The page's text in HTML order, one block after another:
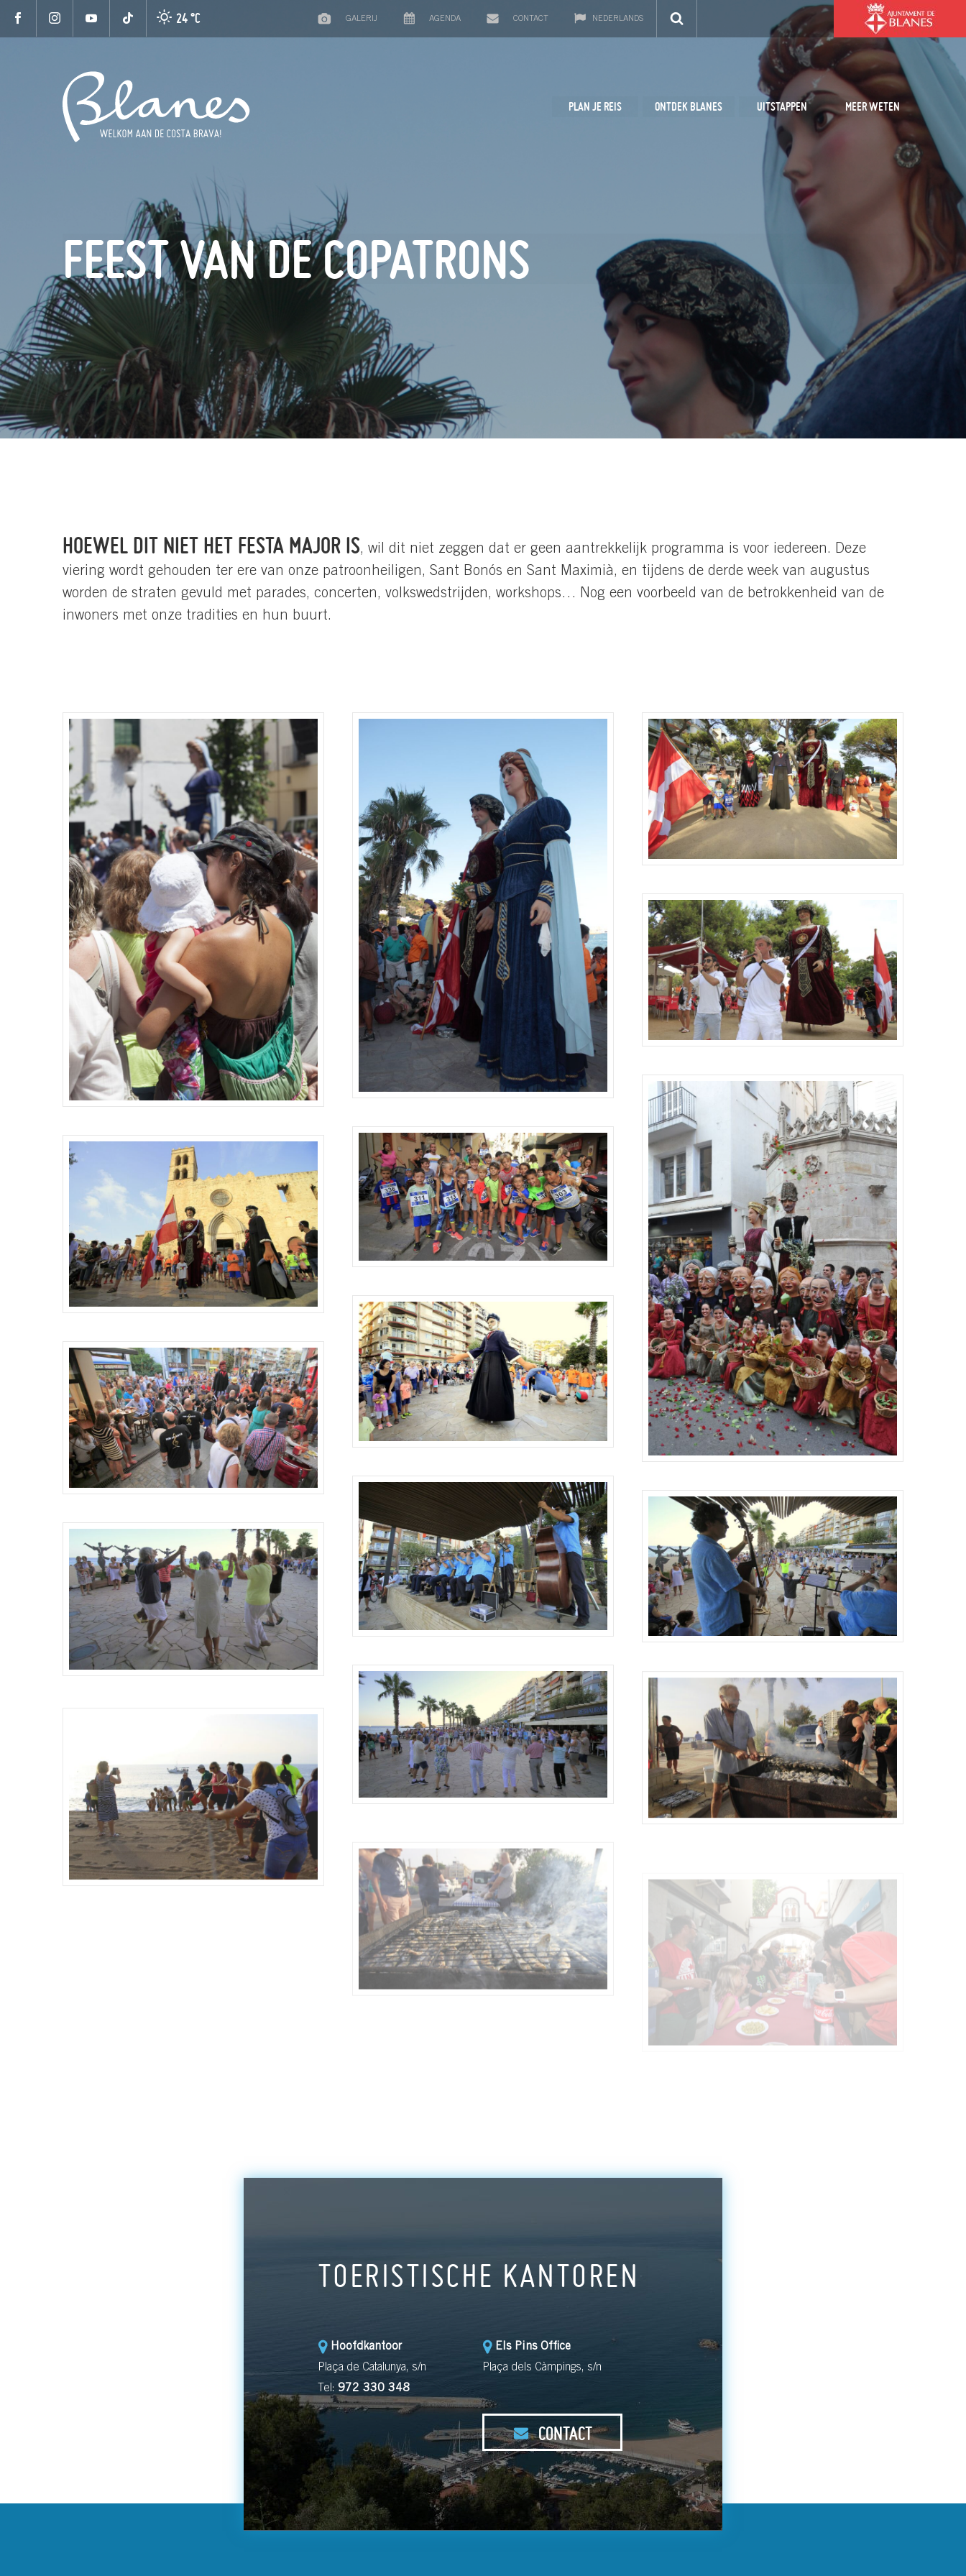
24 °C GALERIJ AGENDA CONTACT NEDERLANDS
PLAN JE REIS ONTDEK BLANES UITSTAPPEN MEER WETEN
FEEST VAN DE COPATRONS
HOEWEL DIT NIET HET FESTA MAJOR IS, wil dit niet zeggen dat er geen aantrekkelijk programma is voor iedereen. Deze
viering wordt gehouden ter ere van onze patroonheiligen, Sant Bonós en Sant Maximià, en tijdens de derde week van augustus
worden de straten gevuld met parades, concerten, volkswedstrijden, workshops… Nog een voorbeeld van de betrokkenheid van de
inwoners met onze tradities en hun buurt.
TOERISTISCHE KANTOREN
Hoofdkantoor
Plaça de Catalunya, s/n
Tel: 972 330 348
Els Pins Office
Plaça dels Càmpings, s/n
CONTACT